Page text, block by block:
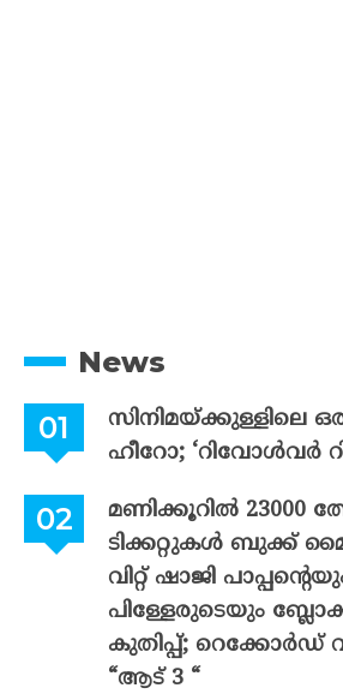
News
സിനിമയ്ക്കുള്ളിലെ
ഹീറോ; ‘റിവോൾവർ
മണിക്കൂറിൽ 23000
ടിക്കറ്റുകൾ ബുക്ക്
വിറ്റ് ഷാജി
പിള്ളേരുടെയും
കുതിപ്പ്; റെക്കോർഡ്
“ആട് 3 “